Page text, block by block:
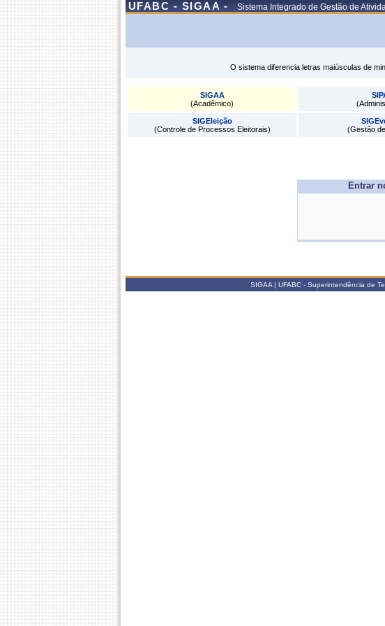
UFABC - SIGAA - Sistema Integrado de Gestão de
O sistema diferencia letras maiúsculas de
SIGAA
(Acadêmico)
SIGEleição
(Controle de Processos Eleitorais)
(Gestão
Entrar
SIGAA | UFABC - Superintendência de